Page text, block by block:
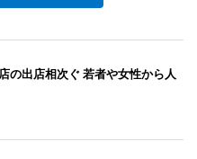
の出店相次ぐ 若者や女性から人